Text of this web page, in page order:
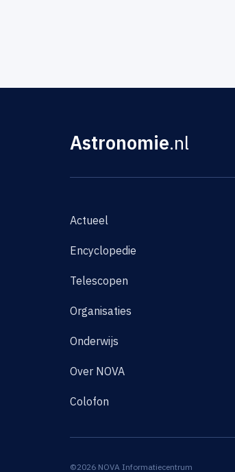
Astronomie.nl
Actueel
Encyclopedie
Telescopen
Organisaties
Onderwijs
Over NOVA
Colofon
©2026 NOVA Informatiecentrum